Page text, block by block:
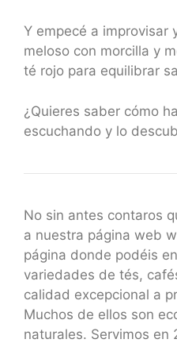
Y empecé a improvisar
meloso con morcilla y
té rojo para equilibrar
¿Quieres saber cómo
escuchando y lo
No sin antes contaros
a nuestra página web
página donde podéis
variedades de tés,
calidad excepcional a
Muchos de ellos son
naturales. Servimos en